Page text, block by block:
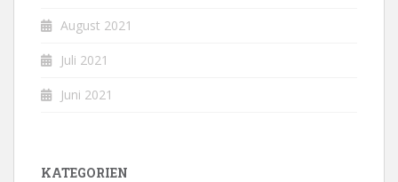
August 2021
Juli 2021
Juni 2021
KATEGORIEN